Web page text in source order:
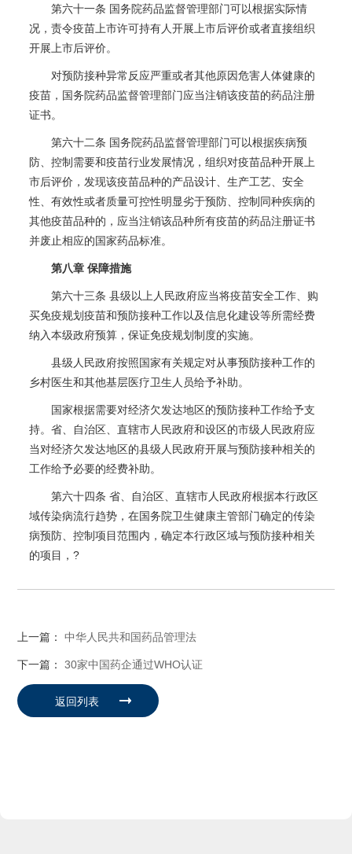
第六十一条 国务院药品监督管理部门可以根据实际情
况，责令疫苗上市许可持有人开展上市后评价或者直接组织
开展上市后评价。
对预防接种异常反应严重或者其他原因危害人体健康的
疫苗，国务院药品监督管理部门应当注销该疫苗的药品注册
证书。
第六十二条 国务院药品监督管理部门可以根据疾病预
防、控制需要和疫苗行业发展情况，组织对疫苗品种开展上
市后评价，发现该疫苗品种的产品设计、生产工艺、安全
性、有效性或者质量可控性明显劣于预防、控制同种疾病的
其他疫苗品种的，应当注销该品种所有疫苗的药品注册证书
并废止相应的国家药品标准。
第八章 保障措施
第六十三条 县级以上人民政府应当将疫苗安全工作、购
买免疫规划疫苗和预防接种工作以及信息化建设等所需经费
纳入本级政府预算，保证免疫规划制度的实施。
县级人民政府按照国家有关规定对从事预防接种工作的
乡村医生和其他基层医疗卫生人员给予补助。
国家根据需要对经济欠发达地区的预防接种工作给予支
持。省、自治区、直辖市人民政府和设区的市级人民政府应
当对经济欠发达地区的县级人民政府开展与预防接种相关的
工作给予必要的经费补助。
第六十四条 省、自治区、直辖市人民政府根据本行政区
域传染病流行趋势，在国务院卫生健康主管部门确定的传染
病预防、控制项目范围内，确定本行政区域与预防接种相关
的项目，?
上一篇：中华人民共和国药品管理法
下一篇：30家中国药企通过WHO认证